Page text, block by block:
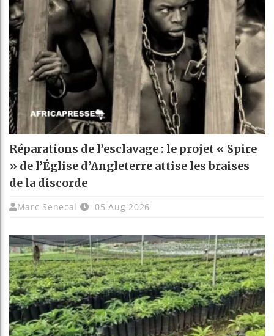
Réparations de l’esclavage : le projet « Spire
» de l’Église d’Angleterre attise les braises
de la discorde
Marc Senecal 05 Aug 2026